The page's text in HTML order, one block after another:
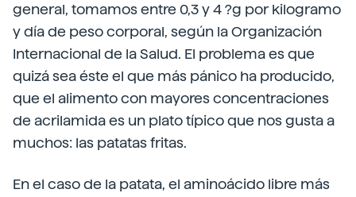
general, tomamos entre 0,3 y 4 ?g por kilogramo
y día de peso corporal, según la Organización
Internacional de la Salud. El problema es que
quizá sea éste el que más pánico ha producido,
que el alimento con mayores concentraciones
de acrilamida es un plato típico que nos gusta a
muchos: las patatas fritas.
En el caso de la patata, el aminoácido libre más